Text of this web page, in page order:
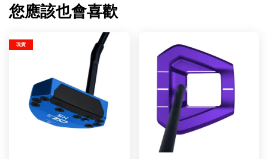
您應該也會喜歡
現貨